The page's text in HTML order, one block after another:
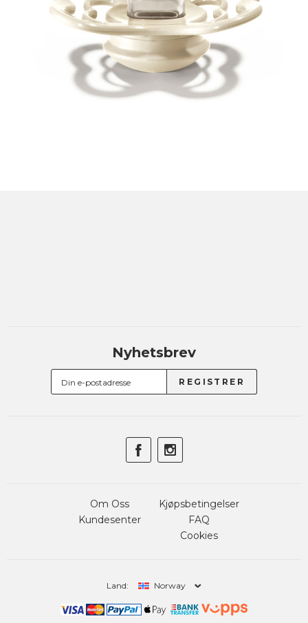
Nyhetsbrev
Om Oss
Kundesenter
Kjøpsbetingelser
FAQ
Cookies
Land: Norway